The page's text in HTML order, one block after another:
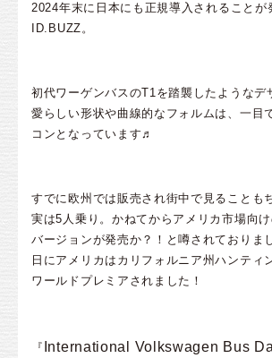
2024年末に日本にも正規導入されることが
ID.BUZZ。
初代ワーゲンバスのT1を踏襲したようなデ
愛らしい形状や曲線的なフォルムは、一目
コンとなっています♬
すでに欧州では販売され街中で見ることも
実は5人乗り。かねてからアメリカ市場向
バージョンが発売か？！と噂されておりま
日にアメリカはカリフォルニア州ハンティ
ワールドプレミアされました！
『 International Volkswagen Bus